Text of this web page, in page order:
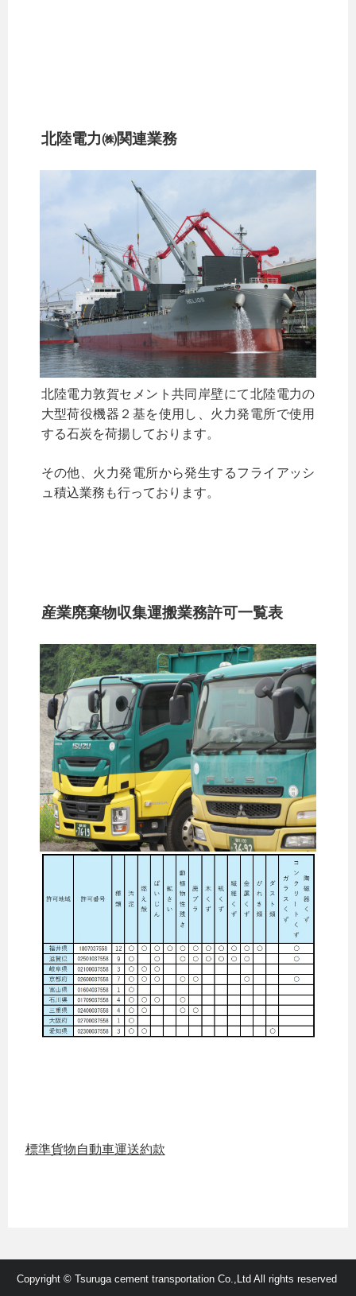
北陸電力㈱関連業務
北陸電力敦賀セメント共同岸壁にて北陸電力の
大型荷役機器２基を使用し、火力発電所で使用
する石炭を荷揚しております。
その他、火力発電所から発生するフライアッシ
ュ積込業務も行っております。
産業廃棄物収集運搬業務許可一覧表
標準貨物自動車運送約款
Copyright © Tsuruga cement transportation Co.,Ltd All rights reserved